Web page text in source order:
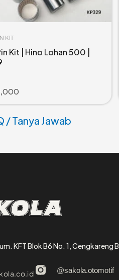
KIT
Kit | Hino Lohan 500 |
/ Tanya Jawab
KFT Blok B6 No. 1, Cengkareng
@sakola.otomotif